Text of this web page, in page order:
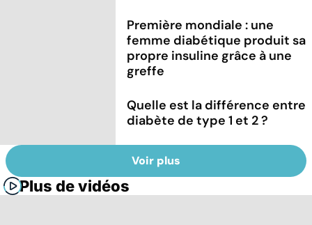
Première mondiale : une
femme diabétique produit sa
propre insuline grâce à une
greffe
Quelle est la différence entre
diabète de type 1 et 2 ?
Voir plus
Plus de vidéos